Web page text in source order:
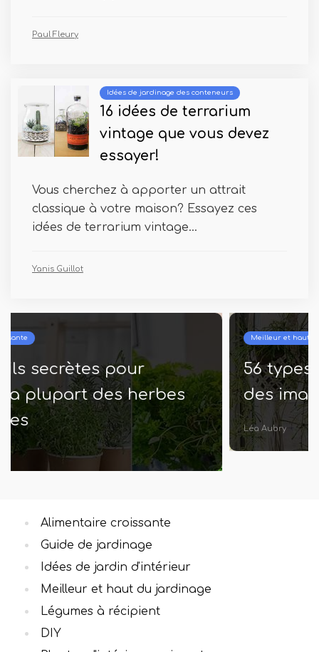
Paul Fleury
Idées de jardinage des conteneurs
16 idées de terrarium
vintage que vous devez
essayer!
Vous cherchez à apporter un attrait
classique à votre maison? Essayez ces
idées de terrarium vintage...
Yanis Guillot
Meilleur et haut du jardinage
56 types de variétés Hoya avec
des images d'Instagram
Léa Aubry
Alimentaire croissante
Guide de jardinage
Idées de jardin d'intérieur
Meilleur et haut du jardinage
Légumes à récipient
DIY